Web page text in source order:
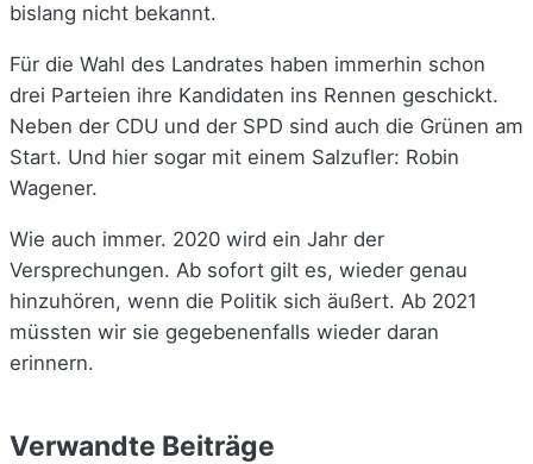
bislang nicht bekannt.
Für die Wahl des Landrates haben immerhin schon
drei Parteien ihre Kandidaten ins Rennen geschickt.
Neben der CDU und der SPD sind auch die Grünen am
Start. Und hier sogar mit einem Salzufler: Robin
Wagener.
Wie auch immer. 2020 wird ein Jahr der
Versprechungen. Ab sofort gilt es, wieder genau
hinzuhören, wenn die Politik sich äußert. Ab 2021
müssten wir sie gegebenenfalls wieder daran
erinnern.
Verwandte Beiträge